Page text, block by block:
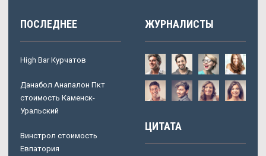
ПОСЛЕДНЕЕ
High Bar Курчатов
Данабол Анапалон Пкт
стоимость Каменск-
Уральский
Винстрол стоимость
Евпатория
ЖУРНАЛИСТЫ
ЦИТАТА